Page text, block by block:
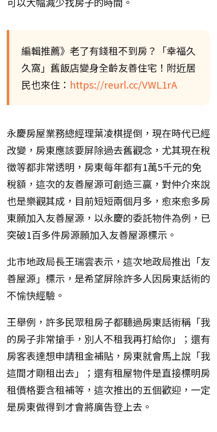
編輯推薦》老了有錢租不到房？「幸福久
久窩」舊飯店變身全齡友善住宅！附近居
民也來住： https://reurl.cc/VWL1rA
永慶房屋業務總經理葉凌棋提倒，現在時代已經
改變，房東應該要屏除過去舊觀念，尤其現在稅
徵等都非常透明，房東每年都有1萬5千元的免
稅額，這次的友善屋源可創造三贏，對仲介來說
也是樂觀其成，目前短短兩個月多，愈來愈多房
東願加入友善屋源，以永慶的委託物件為例，已
突破1百多件房源願加入友善屋源標示。
北市地政局長王瑞雲表示，這次地政局推出「友
善屋源」標示，是希望屏除許多人因房東話術的
不愉快經驗。
王舉例，許多民眾租房子都聽過房東話術稱「我
的房子非常搶手，別人不租我再打給你」；還有
房客表達想申請租金補貼，房東就會馬上說「我
這間才剛租出去」；還有租屋物件是直接標明房
租價格要含租補等，這次推出的五個歡迎，一定
是房東做得到才會將廣告登上去。